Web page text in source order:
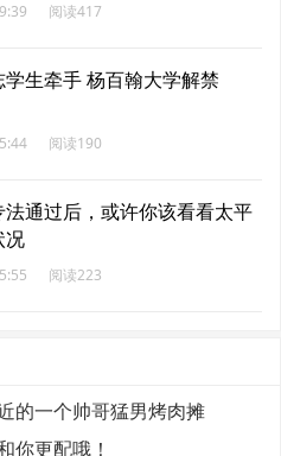
阅读417
生牵手 杨百翰大学解禁
阅读190
法通过后，或许你该看看太平
况
阅读223
的一个帅哥猛男烤肉摊
你更配哦！